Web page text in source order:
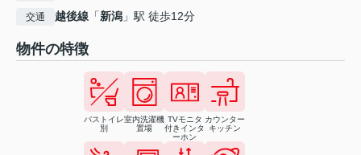
交通 越後線 「新潟 」駅 徒歩12分
物件の特徴
バストイレ
別
室内洗濯機
置場
TVモニタ
付きインタ
ーホン
カウンター
キッチン